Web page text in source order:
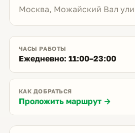
Москва, Можайский Вал
ЧАСЫ РАБОТЫ
Ежедневно: 11:00–23:00
КАК ДОБРАТЬСЯ
Проложить маршрут →